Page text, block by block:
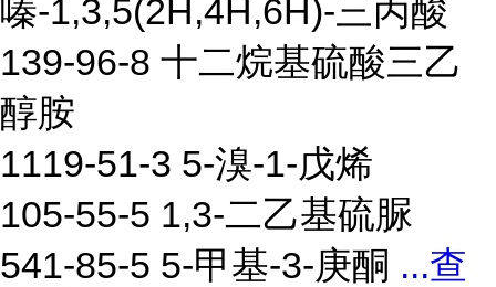
嗪-1,3,5(2H,4H,6H)-三丙酸
139-96-8 十二烷基硫酸三乙
醇胺
1119-51-3 5-溴-1-戊烯
105-55-5 1,3-二乙基硫脲
541-85-5 5-甲基-3-庚酮 ...查